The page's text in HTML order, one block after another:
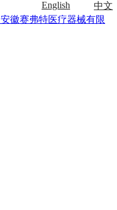
安徽赛弗特医疗器械有限
中文
English